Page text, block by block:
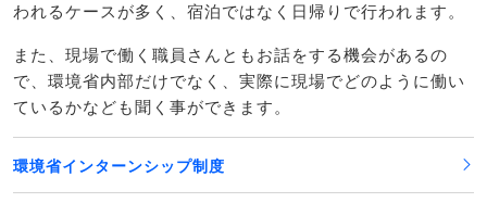
われるケースが多く、宿泊ではなく日帰りで行われます。
また、現場で働く職員さんともお話をする機会があるの
で、環境省内部だけでなく、実際に現場でどのように働い
ているかなども聞く事ができます。
環境省インターンシップ制度